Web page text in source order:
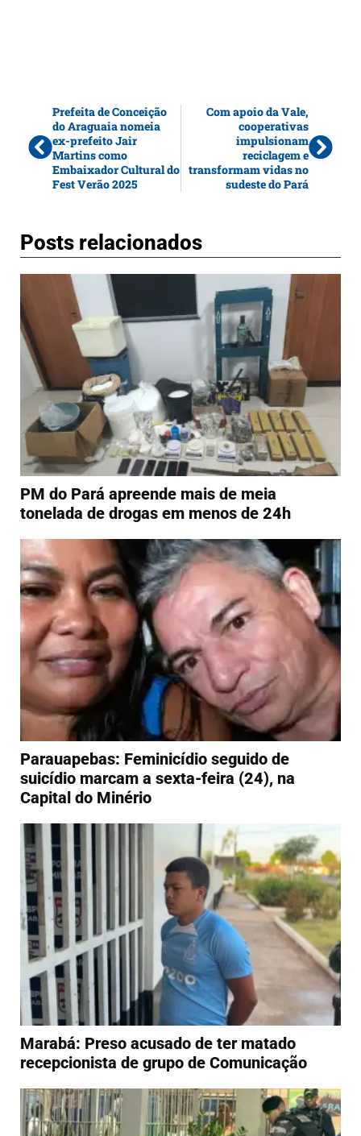
Prefeita de Conceição
do Araguaia nomeia
ex-prefeito Jair
Martins como
Embaixador Cultural do
Fest Verão 2025
Com apoio da Vale,
cooperativas
impulsionam
reciclagem e
transformam vidas no
sudeste do Pará
Posts relacionados
PM do Pará apreende mais de meia
tonelada de drogas em menos de 24h
Parauapebas: Feminicídio seguido de
suicídio marcam a sexta-feira (24), na
Capital do Minério
Marabá: Preso acusado de ter matado
recepcionista de grupo de Comunicação